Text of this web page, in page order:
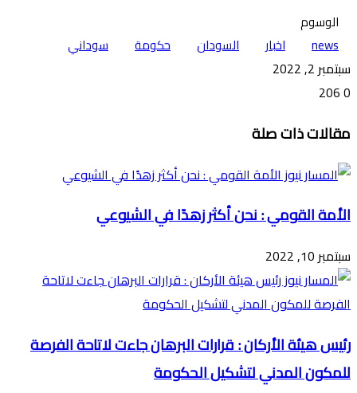
الوسوم
news
اخبار السودان حكومة سوداني
سبتمبر 2, 2022
0
عبر
البريد
مقالات ذات صلة
الأمة القومي : نحن أكثر زهدًا في الشيوعي
سبتمبر 10, 2022
رئيس هيئة الأركان : قرارات البرهان جاءت لاتاحة الفرصة
للمكون المدني لتشكيل الحكومة